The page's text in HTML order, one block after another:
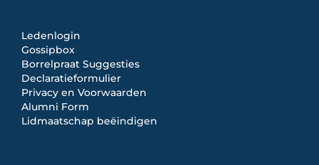
Ledenlogin
Gossipbox
Borrelpraat Suggesties
Declaratieformulier
Privacy en Voorwaarden
Alumni Form
Lidmaatschap beëindigen